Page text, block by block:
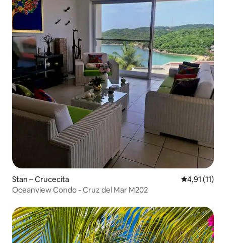
Stan – Crucecita Prosječna
4,91 (11)
Oceanview Condo - Cruz del Mar M202